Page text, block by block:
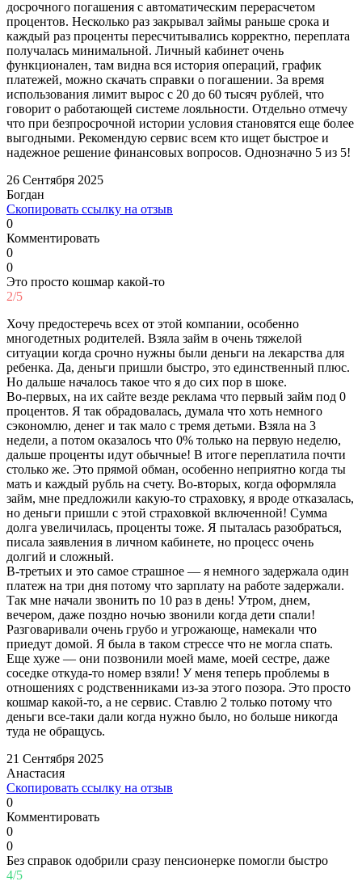
досрочного погашения с автоматическим перерасчетом
процентов. Несколько раз закрывал займы раньше срока и
каждый раз проценты пересчитывались корректно, переплата
получалась минимальной. Личный кабинет очень
функционален, там видна вся история операций, график
платежей, можно скачать справки о погашении. За время
использования лимит вырос с 20 до 60 тысяч рублей, что
говорит о работающей системе лояльности. Отдельно отмечу
что при безпросрочной истории условия становятся еще более
выгодными. Рекомендую сервис всем кто ищет быстрое и
надежное решение финансовых вопросов. Однозначно 5 из 5!
26 Сентября 2025
Богдан
Скопировать ссылку на отзыв
0
Комментировать
0
0
Это просто кошмар какой-то
2/5
Хочу предостеречь всех от этой компании, особенно
многодетных родителей. Взяла займ в очень тяжелой
ситуации когда срочно нужны были деньги на лекарства для
ребенка. Да, деньги пришли быстро, это единственный плюс.
Но дальше началось такое что я до сих пор в шоке.
Во-первых, на их сайте везде реклама что первый займ под 0
процентов. Я так обрадовалась, думала что хоть немного
сэкономлю, денег и так мало с тремя детьми. Взяла на 3
недели, а потом оказалось что 0% только на первую неделю,
дальше проценты идут обычные! В итоге переплатила почти
столько же. Это прямой обман, особенно неприятно когда ты
мать и каждый рубль на счету. Во-вторых, когда оформляла
займ, мне предложили какую-то страховку, я вроде отказалась,
но деньги пришли с этой страховкой включенной! Сумма
долга увеличилась, проценты тоже. Я пыталась разобраться,
писала заявления в личном кабинете, но процесс очень
долгий и сложный.
В-третьих и это самое страшное — я немного задержала один
платеж на три дня потому что зарплату на работе задержали.
Так мне начали звонить по 10 раз в день! Утром, днем,
вечером, даже поздно ночью звонили когда дети спали!
Разговаривали очень грубо и угрожающе, намекали что
приедут домой. Я была в таком стрессе что не могла спать.
Еще хуже — они позвонили моей маме, моей сестре, даже
соседке откуда-то номер взяли! У меня теперь проблемы в
отношениях с родственниками из-за этого позора. Это просто
кошмар какой-то, а не сервис. Ставлю 2 только потому что
деньги все-таки дали когда нужно было, но больше никогда
туда не обращусь.
21 Сентября 2025
Анастасия
Скопировать ссылку на отзыв
0
Комментировать
0
0
Без справок одобрили сразу пенсионерке помогли быстро
4/5